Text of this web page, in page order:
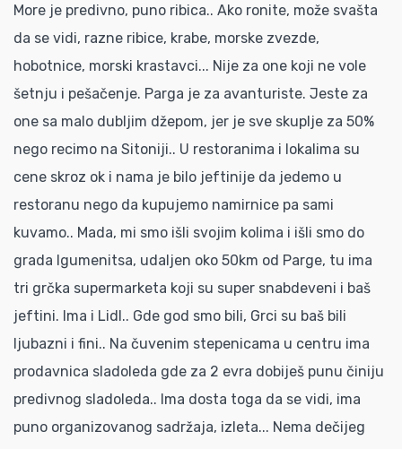
More je predivno, puno ribica.. Ako ronite, može svašta
da se vidi, razne ribice, krabe, morske zvezde,
hobotnice, morski krastavci... Nije za one koji ne vole
šetnju i pešačenje. Parga je za avanturiste. Jeste za
one sa malo dubljim džepom, jer je sve skuplje za 50%
nego recimo na Sitoniji.. U restoranima i lokalima su
cene skroz ok i nama je bilo jeftinije da jedemo u
restoranu nego da kupujemo namirnice pa sami
kuvamo.. Mada, mi smo išli svojim kolima i išli smo do
grada Igumenitsa, udaljen oko 50km od Parge, tu ima
tri grčka supermarketa koji su super snabdeveni i baš
jeftini. Ima i Lidl.. Gde god smo bili, Grci su baš bili
ljubazni i fini.. Na čuvenim stepenicama u centru ima
prodavnica sladoleda gde za 2 evra dobiješ punu činiju
predivnog sladoleda.. Ima dosta toga da se vidi, ima
puno organizovanog sadržaja, izleta... Nema dečijeg